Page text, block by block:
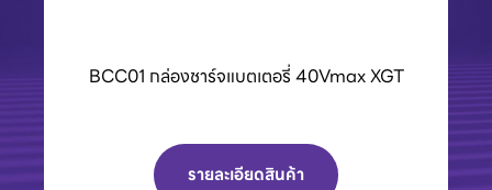
BCC01 กล่องชาร์จแบตเตอรี่ 40Vmax XGT
รายละเอียดสินค้า